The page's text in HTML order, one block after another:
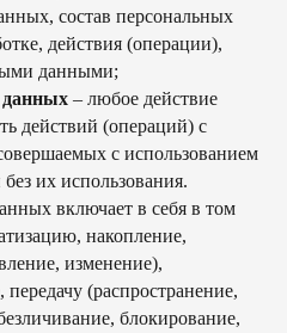
состав персональных
действия (операции),
данными;
данных – любое действие
действий (операций) с
с использованием
их использования.
включает в себя в том
накопление,
изменение),
(распространение,
блокирование,